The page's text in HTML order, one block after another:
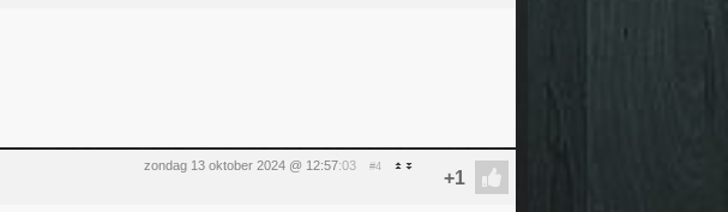
zondag 13 oktober 2024 @ 12:57:03 #4